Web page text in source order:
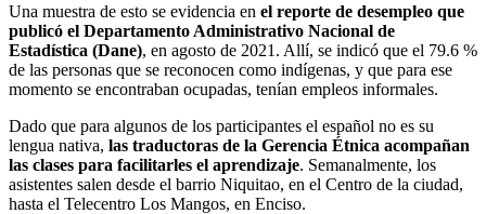
Una muestra de esto se evidencia en el reporte de desempleo que
publicó el Departamento Administrativo Nacional de
Estadística (Dane), en agosto de 2021. Allí, se indicó que el 79.6 %
de las personas que se reconocen como indígenas, y que para ese
momento se encontraban ocupadas, tenían empleos informales.
Dado que para algunos de los participantes el español no es su
lengua nativa, las traductoras de la Gerencia Étnica acompañan
las clases para facilitarles el aprendizaje. Semanalmente, los
asistentes salen desde el barrio Niquitao, en el Centro de la ciudad,
hasta el Telecentro Los Mangos, en Enciso.